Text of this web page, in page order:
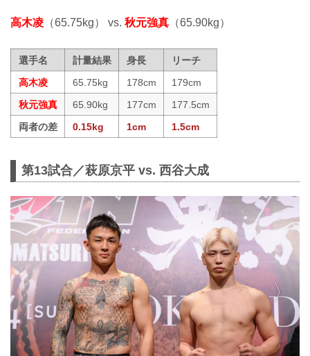
高木凌 （65.75kg） vs. 秋元強真 （65.90kg）
選手名 計量結果 身長
リーチ
高木凌
65.75kg 178cm
179cm
秋元強真
65.90kg 177cm
177.5cm
両者の差
0.15kg 1cm 1.5cm
第13試合／萩原京平 vs. 西谷大成